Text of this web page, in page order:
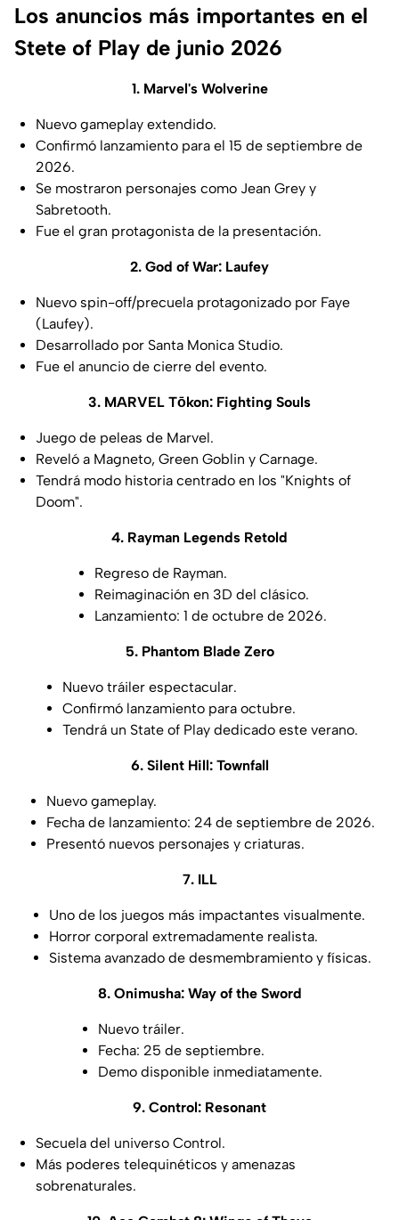
Los anuncios más importantes en el
Stete of Play de junio 2026
1. Marvel's Wolverine
Nuevo gameplay extendido.
Confirmó lanzamiento para el 15 de septiembre de
2026.
Se mostraron personajes como Jean Grey y
Sabretooth.
Fue el gran protagonista de la presentación.
2. God of War: Laufey
Nuevo spin-off/precuela protagonizado por Faye
(Laufey).
Desarrollado por Santa Monica Studio.
Fue el anuncio de cierre del evento.
3. MARVEL Tōkon: Fighting Souls
Juego de peleas de Marvel.
Reveló a Magneto, Green Goblin y Carnage.
Tendrá modo historia centrado en los "Knights of
Doom".
4. Rayman Legends Retold
Regreso de Rayman.
Reimaginación en 3D del clásico.
Lanzamiento: 1 de octubre de 2026.
5. Phantom Blade Zero
Nuevo tráiler espectacular.
Confirmó lanzamiento para octubre.
Tendrá un State of Play dedicado este verano.
6. Silent Hill: Townfall
Nuevo gameplay.
Fecha de lanzamiento: 24 de septiembre de 2026.
Presentó nuevos personajes y criaturas.
7. ILL
Uno de los juegos más impactantes visualmente.
Horror corporal extremadamente realista.
Sistema avanzado de desmembramiento y físicas.
8. Onimusha: Way of the Sword
Nuevo tráiler.
Fecha: 25 de septiembre.
Demo disponible inmediatamente.
9. Control: Resonant
Secuela del universo Control.
Más poderes telequinéticos y amenazas
sobrenaturales.